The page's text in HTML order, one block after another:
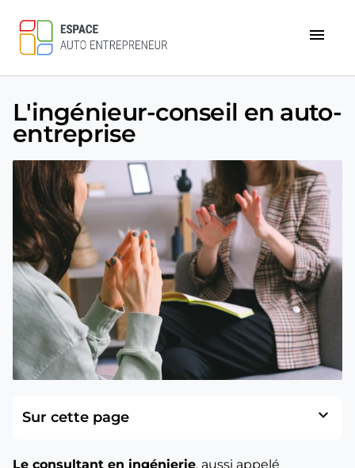
menu
L'ingénieur-conseil en auto-
entreprise
Sur cette page expand_more
Le consultant en ingénierie, aussi appelé